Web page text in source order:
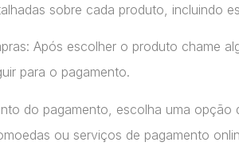
sobre cada produto, incluindo
Após escolher o produto chame
para o pagamento.
do pagamento, escolha uma
ou serviços de pagamento